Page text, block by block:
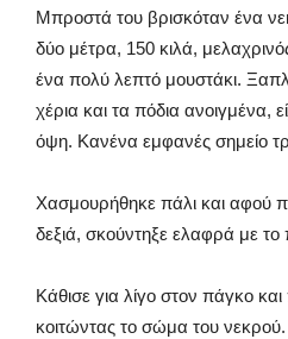
Μπροστά του βρισκόταν ένα
δύο μέτρα, 150 κιλά,
ένα πολύ λεπτό μουστάκι.
χέρια και τα πόδια ανοιγμένα,
όψη. Κανένα εμφανές σημείο
Χασμουρήθηκε πάλι και αφού
δεξιά, σκούντηξε ελαφρά με
Κάθισε για λίγο στον πάγκο
κοιτώντας το σώμα του